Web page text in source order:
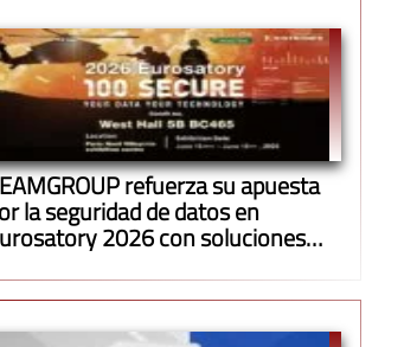
refuerza su apuesta
la seguridad de datos en
2026 con soluciones